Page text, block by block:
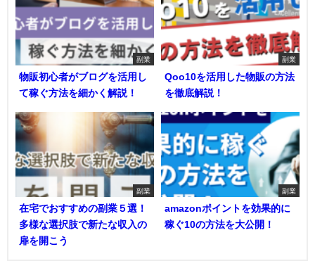
副業
物販初心者がブログを活用し
て稼ぐ方法を細かく解説！
副業
Qoo10を活用した物販の方法
を徹底解説！
副業
在宅でおすすめの副業５選！
多様な選択肢で新たな収入の
扉を開こう
副業
amazonポイントを効果的に
稼ぐ10の方法を大公開！